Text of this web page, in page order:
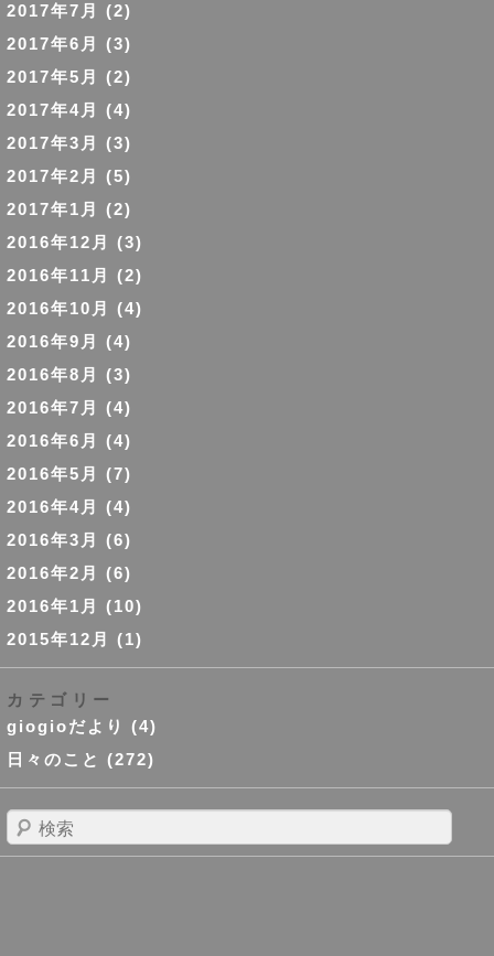
2017年7月
(2)
2017年6月
(3)
2017年5月
(2)
2017年4月
(4)
2017年3月
(3)
2017年2月
(5)
2017年1月
(2)
2016年12月
(3)
2016年11月
(2)
2016年10月
(4)
2016年9月
(4)
2016年8月
(3)
2016年7月
(4)
2016年6月
(4)
2016年5月
(7)
2016年4月
(4)
2016年3月
(6)
2016年2月
(6)
2016年1月
(10)
2015年12月
(1)
カテゴリー
giogioだより
(4)
日々のこと (272)
検
索